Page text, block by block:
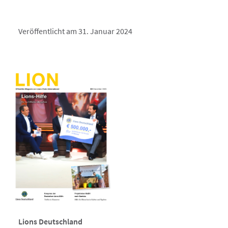
Veröffentlicht am 31. Januar 2024
Lions Deutschland